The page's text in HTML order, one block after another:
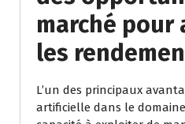
marché pour
les
L’un des principaux
artificielle dans le